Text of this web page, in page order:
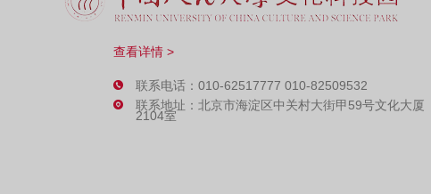
查看详情 >
联系电话：010-62517777 010-82509532
联系地址：北京市海淀区中关村大街甲59号文化大厦
2104室